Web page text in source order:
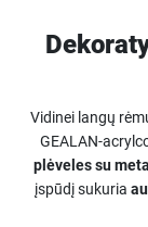
Vidinei langų
GEALAN-
plėveles su
įspūdį sukuria